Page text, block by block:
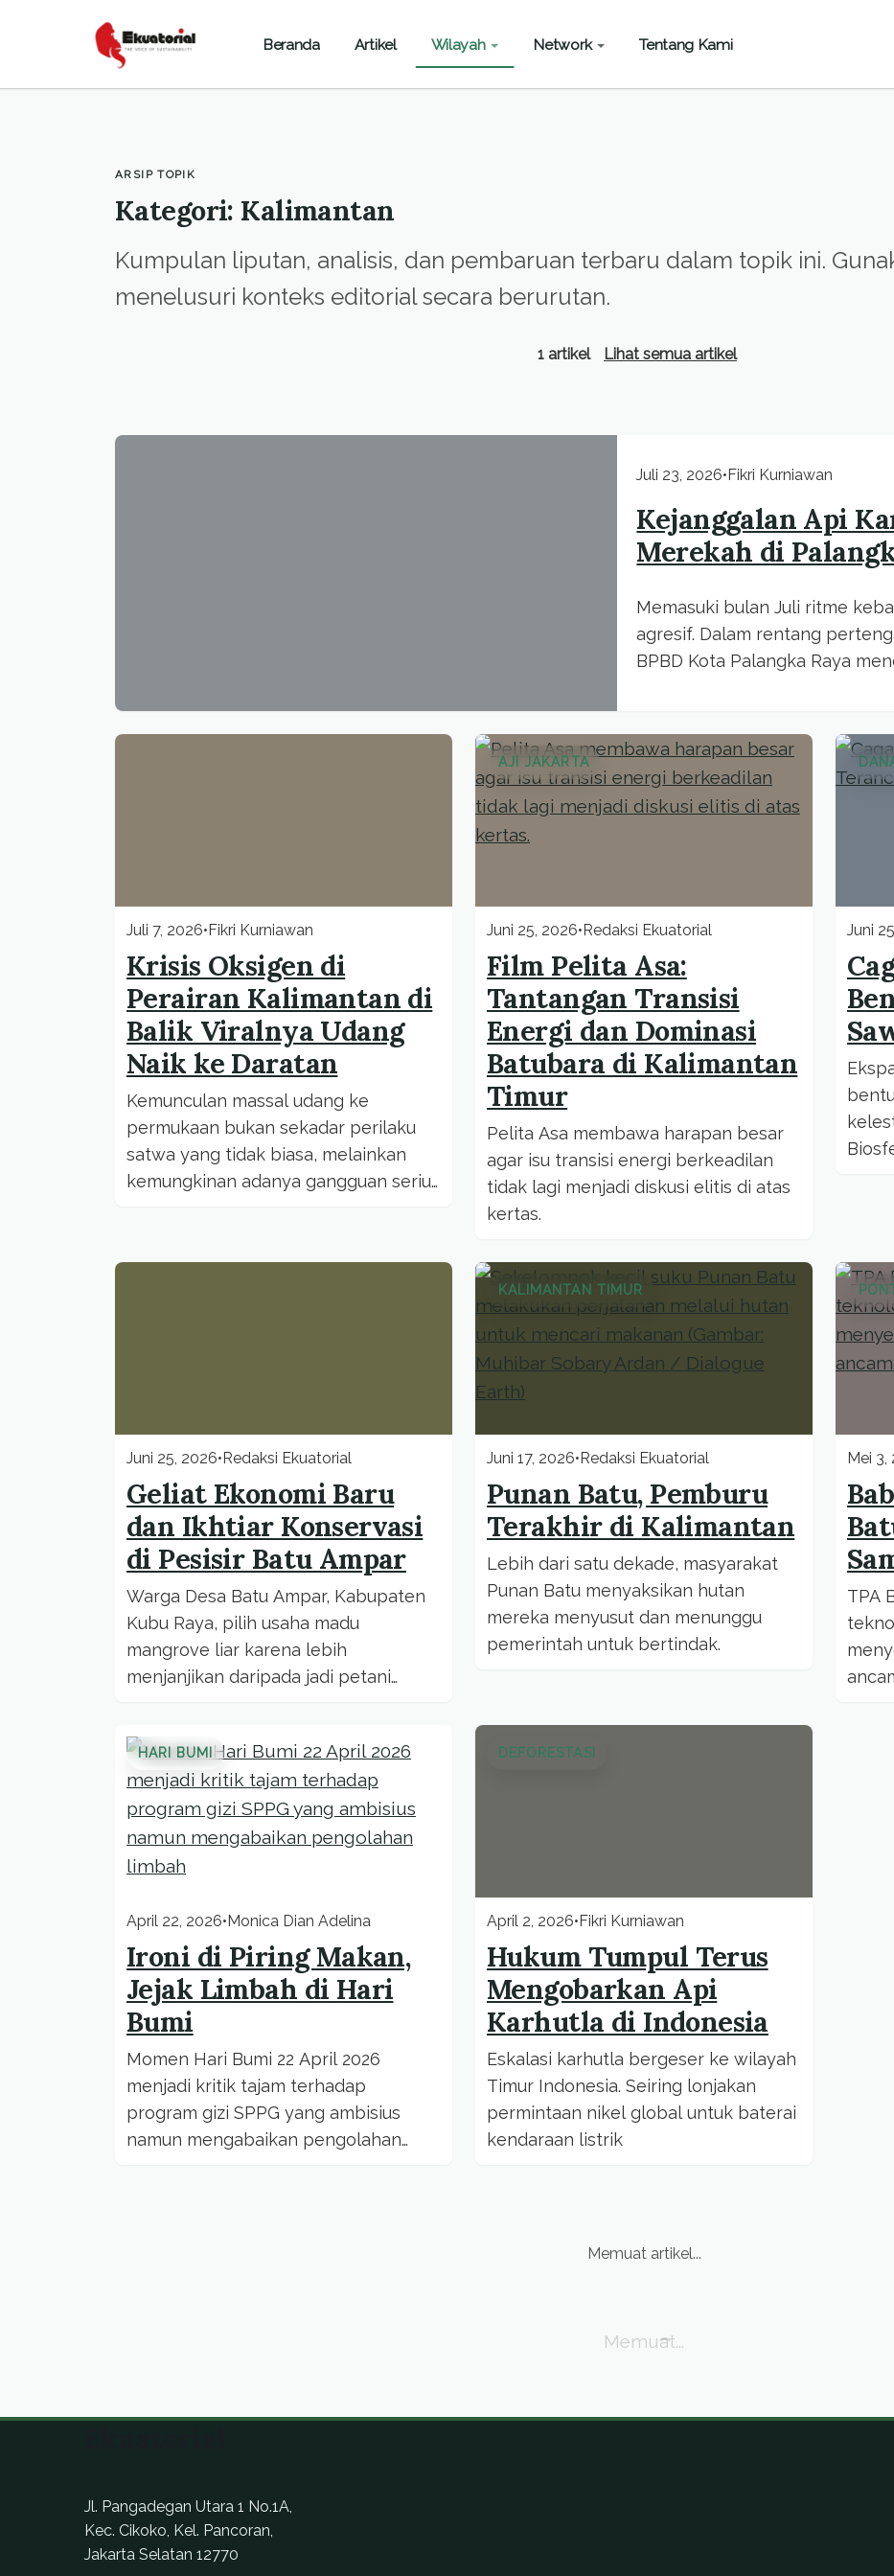
Beranda Artikel Wilayah Network Tentang Kami
ARSIP TOPIK
Kategori: Kalimantan
Kumpulan liputan, analisis, dan pembaruan terbaru dalam topik ini.
menelusuri konteks editorial secara berurutan.
1 artikel Lihat semua artikel
Juli 23, 2026• Fikri Kurniawan
Kejanggalan Api
Merekah di
Memasuki bulan Juli ritme
agresif. Dalam rentang
BPBD Kota Palangka Raya
Juli 7, 2026•Fikri Kurniawan
Krisis Oksigen di
Perairan Kalimantan di
Balik Viralnya Udang
Naik ke Daratan
Kemunculan massal udang ke
permukaan bukan sekadar perilaku
satwa yang tidak biasa, melainkan
kemungkinan adanya gangguan serius
AJI JAKARTA
Juni 25, 2026•Redaksi Ekuatorial
Film Pelita Asa:
Tantangan Transisi
Energi dan Dominasi
Batubara di Kalimantan
Timur
Pelita Asa membawa harapan besar
agar isu transisi energi berkeadilan
tidak lagi menjadi diskusi elitis di atas
kertas.
Juni
Juni 25, 2026•Redaksi Ekuatorial
Geliat Ekonomi Baru
dan Ikhtiar Konservasi
di Pesisir Batu Ampar
Warga Desa Batu Ampar, Kabupaten
Kubu Raya, pilih usaha madu
mangrove liar karena lebih
menjanjikan daripada jadi petani
KALIMANTAN TIMUR
Juni 17, 2026•Redaksi Ekuatorial
Punan Batu, Pemburu
Terakhir di Kalimantan
Lebih dari satu dekade, masyarakat
Punan Batu menyaksikan hutan
mereka menyusut dan menunggu
pemerintah untuk bertindak.
Mei 3,
TPA
HARI BUMI
April 22, 2026•Monica Dian Adelina
Ironi di Piring Makan,
Jejak Limbah di Hari
Bumi
Momen Hari Bumi 22 April 2026
menjadi kritik tajam terhadap
program gizi SPPG yang ambisius
namun mengabaikan pengolahan
DEFORESTASI
April 2, 2026•Fikri Kurniawan
Hukum Tumpul Terus
Mengobarkan Api
Karhutla di Indonesia
Eskalasi karhutla bergeser ke wilayah
Timur Indonesia. Seiring lonjakan
permintaan nikel global untuk baterai
kendaraan listrik
Memuat artikel...
Memuat artikel...
Memuat...
Jl. Pangadegan Utara 1 No.1A,
Kec. Cikoko, Kel. Pancoran,
Jakarta Selatan 12770